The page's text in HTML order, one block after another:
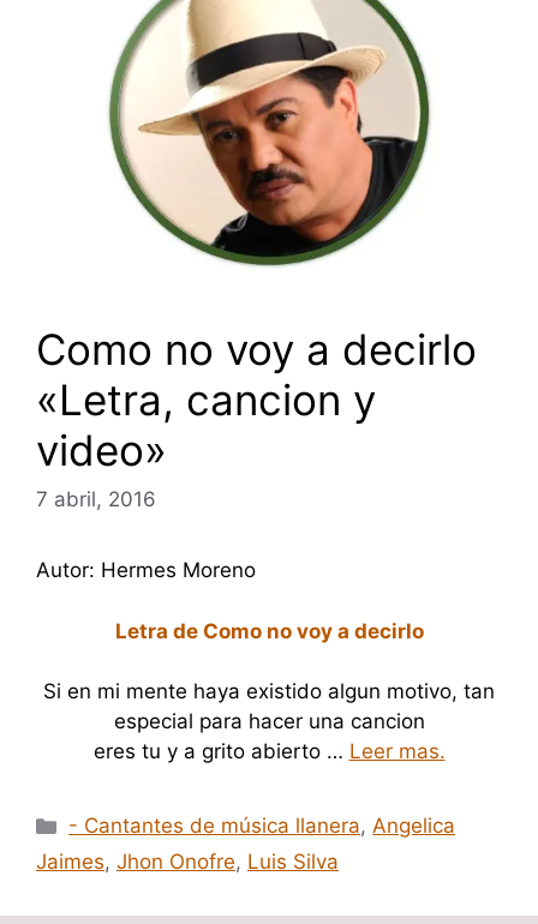
Como no voy a decirlo
«Letra, cancion y
video»
7 abril, 2016
Autor: Hermes Moreno
Letra de Como no voy a decirlo
Si en mi mente haya existido algun motivo, tan
especial para hacer una cancion
eres tu y a grito abierto … Leer mas.
Categorías
- Cantantes de música llanera,Angelica
Jaimes, Jhon Onofre, Luis Silva